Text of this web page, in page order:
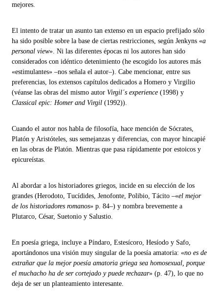
mejores.
El intento de tratar un asunto tan extenso en un espacio prefijado sólo
ha sido posible sobre la base de ciertas restricciones, según Jenkyns «a
personal view». Ni las diferentes épocas ni los autores han sido
considerados con idéntico detenimiento (he escogido los autores más
«estimulantes» ‒nos señala el autor‒). Cabe mencionar, entre sus
preferencias, los extensos capítulos dedicados a Homero y Virgilio
(véanse las obras del mismo autor Virgil´s experience (1998) y
Classical epic: Homer and Virgil (1992)).
Cuando el autor nos habla de filosofía, hace mención de Sócrates,
Platón y Aristóteles, sus semejanzas y diferencias, con mayor hincapié
en las obras de Platón. Mientras que pasa rápidamente por estoicos y
epicureístas.
Al abordar a los historiadores griegos, incide en su elección de los
grandes (Herodoto, Tucídides, Jenofonte, Polibio, Tácito ‒«el mejor
de los historiadores romanos» p. 84‒) y nombra brevemente a
Plutarco, César, Suetonio y Salustio.
En poesía griega, incluye a Píndaro, Estesícoro, Hesíodo y Safo,
aportándonos una visión muy singular de la poesía amatoria: «no es de
extrañar que la mejor poesía amatoria griega sea homosexual, porque
el muchacho ha de ser cortejado y puede rechazar» (p. 47), lo que no
deja de ser un planteamiento interesante.